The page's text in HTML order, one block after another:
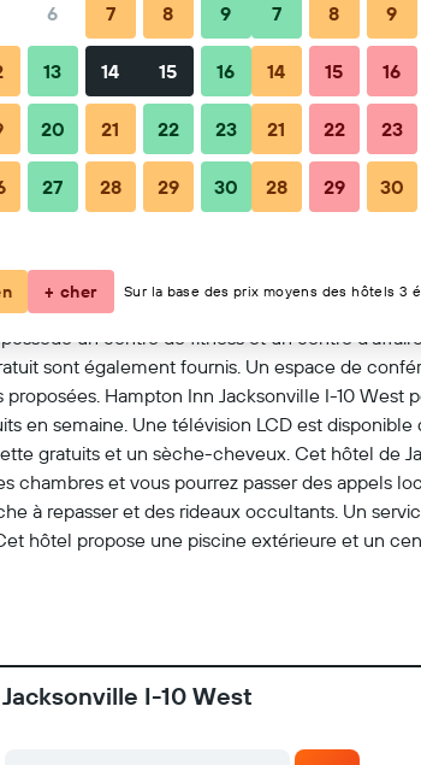
et FAQ Hébergements à proximité
un centre de fitness et un centre
sont également fournis. Un espace de
Hampton Inn Jacksonville I-10
en semaine. Une télévision LCD est
gratuits et un sèche-cheveux. Cet hôtel de
chambres et vous pourrez passer des appels
à repasser et des rideaux occultants. Un
hôtel propose une piscine extérieure et un
I-10 West
6 7 8 9
13 14 15 16
20 21 22 23
27 28 29 30
7 8 9
14 15 16
21 22 23
28 29 30
+ cher Sur la base des prix moyens des hôtels 3